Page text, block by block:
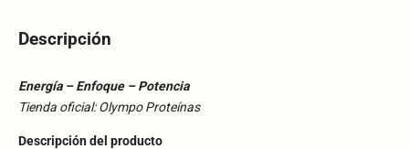
Descripción
Energía – Enfoque – Potencia
Tienda oficial: Olympo Proteínas
Descripción del producto